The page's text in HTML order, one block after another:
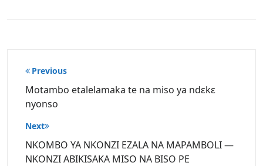
Post
navigation
Previous
Motambo etalelamaka te na miso ya ndɛkɛ
nyonso
Next
NKOMBO YA NKONZI EZALA NA MAPAMBOLI —
NKONZI ABIKISAKA MISO NA BISO PE